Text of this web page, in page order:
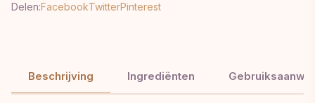
Delen:FacebookTwitterPinterest
Beschrijving Ingrediënten